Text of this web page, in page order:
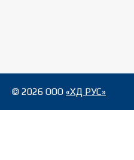
© 2026 ООО «ХД РУС»